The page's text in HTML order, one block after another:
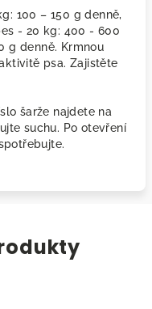
100 – 150 g denně,
- 20 kg: 400 - 600
g denně. Krmnou
psa. Zajistěte
šarže najdete na
suchu. Po otevření